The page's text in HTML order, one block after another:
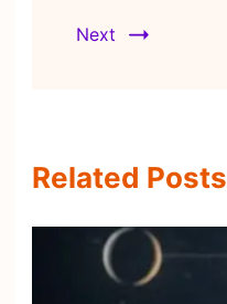
Next
Related Posts